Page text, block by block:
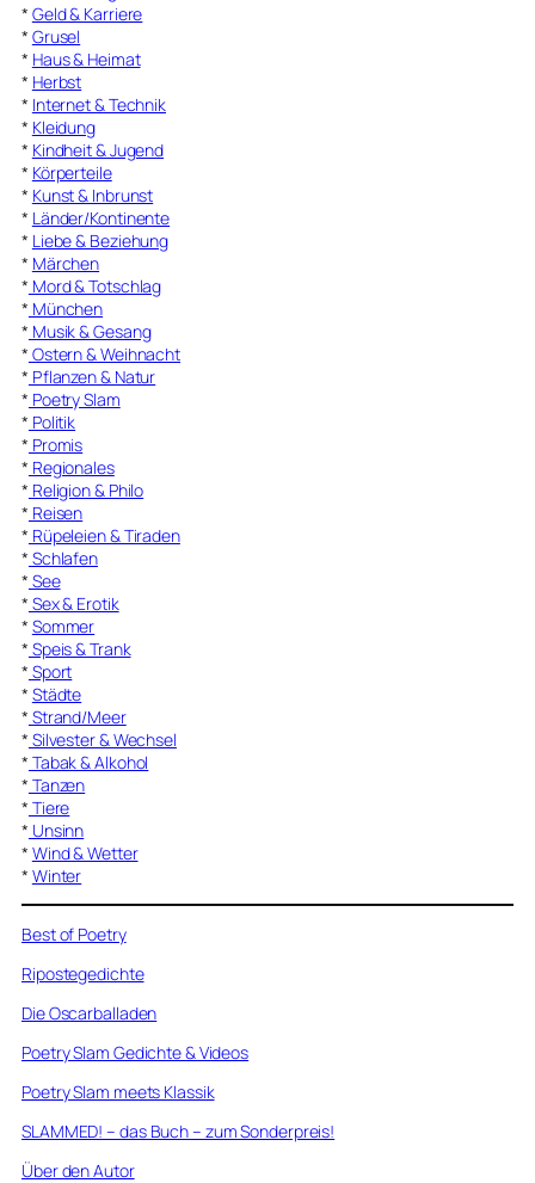
* Geld & Karriere
* Grusel
* Haus & Heimat
* Herbst
* Internet & Technik
* Kleidung
* Kindheit & Jugend
* Körperteile
* Kunst & Inbrunst
* Länder/Kontinente
* Liebe & Beziehung
* Märchen
* Mord & Totschlag
* München
* Musik & Gesang
* Ostern & Weihnacht
* Pflanzen & Natur
* Poetry Slam
* Politik
* Promis
* Regionales
* Religion & Philo
* Reisen
* Rüpeleien & Tiraden
* Schlafen
* See
* Sex & Erotik
* Sommer
* Speis & Trank
* Sport
* Städte
* Strand/Meer
* Silvester & Wechsel
* Tabak & Alkohol
* Tanzen
* Tiere
* Unsinn
* Wind & Wetter
* Winter
Best of Poetry
Ripostegedichte
Die Oscarballaden
Poetry Slam Gedichte & Videos
Poetry Slam meets Klassik
SLAMMED! – das Buch – zum Sonderpreis!
Über den Autor